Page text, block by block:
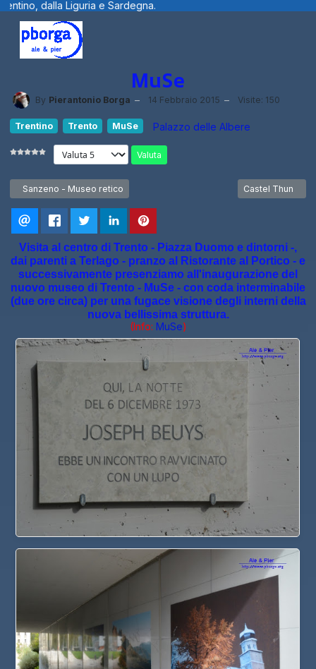
Benvenuti visitatori ... fotografie,
MuSe
By Pierantonio Borga 14 Febbraio 2015 Visite: 150
Trentino Trento MuSe
Palazzo delle Albere
Valuta
Articolo precedente: Sanzeno - Museo retico
Sanzeno - Museo retico Articolo
Castel Thun
Visita al centro di Trento - Piazza Duomo e dintorni -,
dai parenti a Terlago - pranzo al Ristorante al Portico - e
successivamente presenziamo all'inaugurazione del
nuovo museo di Trento - MuSe - con coda interminabile
(due ore circa) per una fugace visione degli interni della
nuova bellissima struttura.
(Info: MuSe)